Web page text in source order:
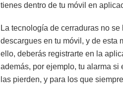
tienes dentro de tu móvil en
La tecnología de cerraduras no
descargues en tu móvil, y de esta
ello, deberás registrarte en la
además, por ejemplo, tu alarma
las pierden, y para los que